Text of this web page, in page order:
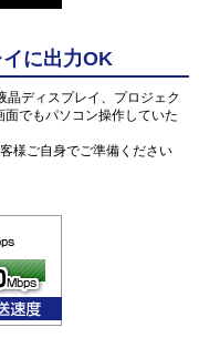
に出力OK
晶ディスプレイ、プロジェク
でもパソコン操作していた
様ご自身でご準備ください